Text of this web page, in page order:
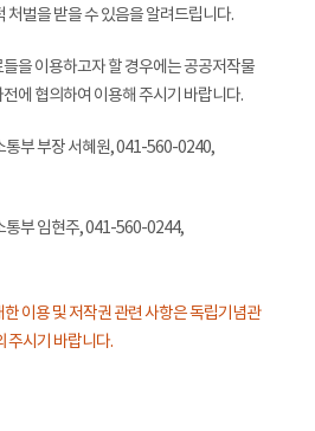
처벌을 받을 수 있음을 알려드립니다.
을 이용하고자 할 경우에는 공공저작물
에 협의하여 이용해 주시기 바랍니다.
통부 부장 서혜원, 041-560-0240,
통부 임현주, 041-560-0244,
이용 및 저작권 관련 사항은 독립기념관
주시기 바랍니다.